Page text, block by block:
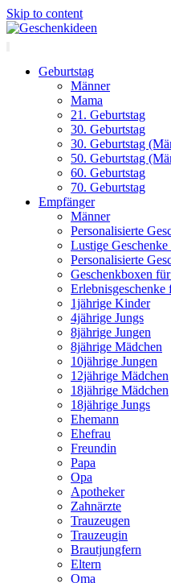
Skip to content
Geburtstag
Männer
Mama
21. Geburtstag
30. Geburtstag
30. Geburtstag
50. Geburtstag
60. Geburtstag
70. Geburtstag
Empfänger
Männer
Personalisierte
Lustige
Personalisierte
Geschenkboxen
1jährige Kinder
4jährige Jungs
8jährige Jungen
8jährige Mädchen
10jährige Jungen
12jährige Mädchen
18jährige Mädchen
18jährige Jungs
Ehemann
Ehefrau
Freundin
Papa
Opa
Apotheker
Zahnärzte
Trauzeugen
Trauzeugin
Brautjungfern
Eltern
Oma